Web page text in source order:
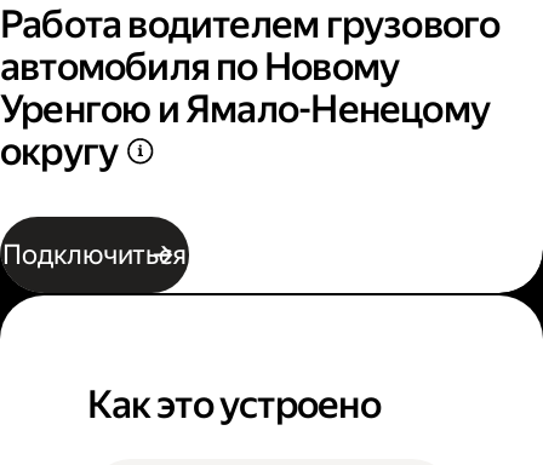
Работа водителем грузового
автомобиля по Новому
Уренгою и Ямало-Ненецому
округу
Подключиться
Как это устроено